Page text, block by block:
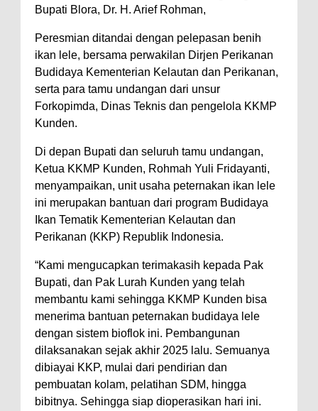
Bupati Blora, Dr. H. Arief Rohman,
Peresmian ditandai dengan pelepasan benih
ikan lele, bersama perwakilan Dirjen Perikanan
Budidaya Kementerian Kelautan dan Perikanan,
serta para tamu undangan dari unsur
Forkopimda, Dinas Teknis dan pengelola KKMP
Kunden.
Di depan Bupati dan seluruh tamu undangan,
Ketua KKMP Kunden, Rohmah Yuli Fridayanti,
menyampaikan, unit usaha peternakan ikan lele
ini merupakan bantuan dari program Budidaya
Ikan Tematik Kementerian Kelautan dan
Perikanan (KKP) Republik Indonesia.
“Kami mengucapkan terimakasih kepada Pak
Bupati, dan Pak Lurah Kunden yang telah
membantu kami sehingga KKMP Kunden bisa
menerima bantuan peternakan budidaya lele
dengan sistem bioflok ini. Pembangunan
dilaksanakan sejak akhir 2025 lalu. Semuanya
dibiayai KKP, mulai dari pendirian dan
pembuatan kolam, pelatihan SDM, hingga
bibitnya. Sehingga siap dioperasikan hari ini.